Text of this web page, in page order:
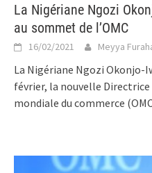
La Nigériane Ngozi
au sommet de l’OMC
16/02/2021 Meyya
La Nigériane Ngozi Okonjo-
février, la nouvelle
mondiale du commerce